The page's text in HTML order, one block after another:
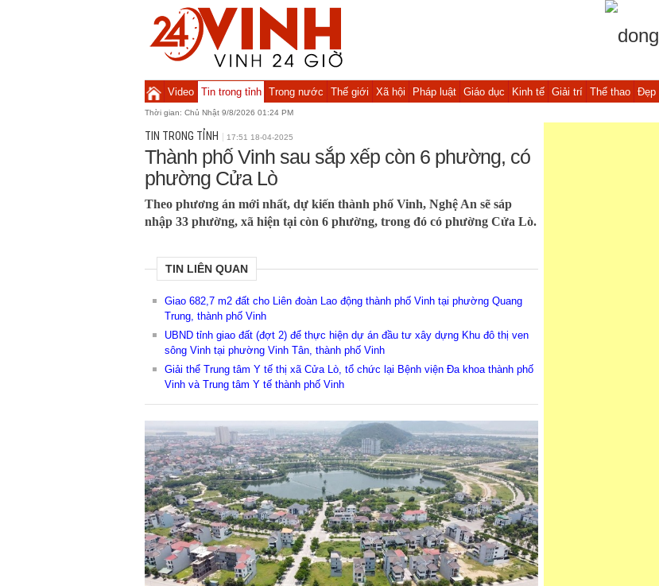
Video Tin trong tỉnh Trong nước Thế giới Xã hội Pháp luật Giáo dục Kinh tế Giải trí Thể thao Đẹp
Thời gian: Chủ Nhật 9/8/2026 01:24 PM
TIN TRONG TỈNH 17:51 18-04-2025
Thành phố Vinh sau sắp xếp còn 6 phường, có
phường Cửa Lò
Theo phương án mới nhất, dự kiến thành phố Vinh, Nghệ An sẽ sáp
nhập 33 phường, xã hiện tại còn 6 phường, trong đó có phường Cửa Lò.
TIN LIÊN QUAN
Giao 682,7 m2 đất cho Liên đoàn Lao động thành phố Vinh tại phường Quang
Trung, thành phố Vinh
UBND tỉnh giao đất (đợt 2) để thực hiện dự án đầu tư xây dựng Khu đô thị ven
sông Vinh tại phường Vinh Tân, thành phố Vinh
Giải thể Trung tâm Y tế thị xã Cửa Lò, tổ chức lại Bệnh viện Đa khoa thành phố
Vinh và Trung tâm Y tế thành phố Vinh